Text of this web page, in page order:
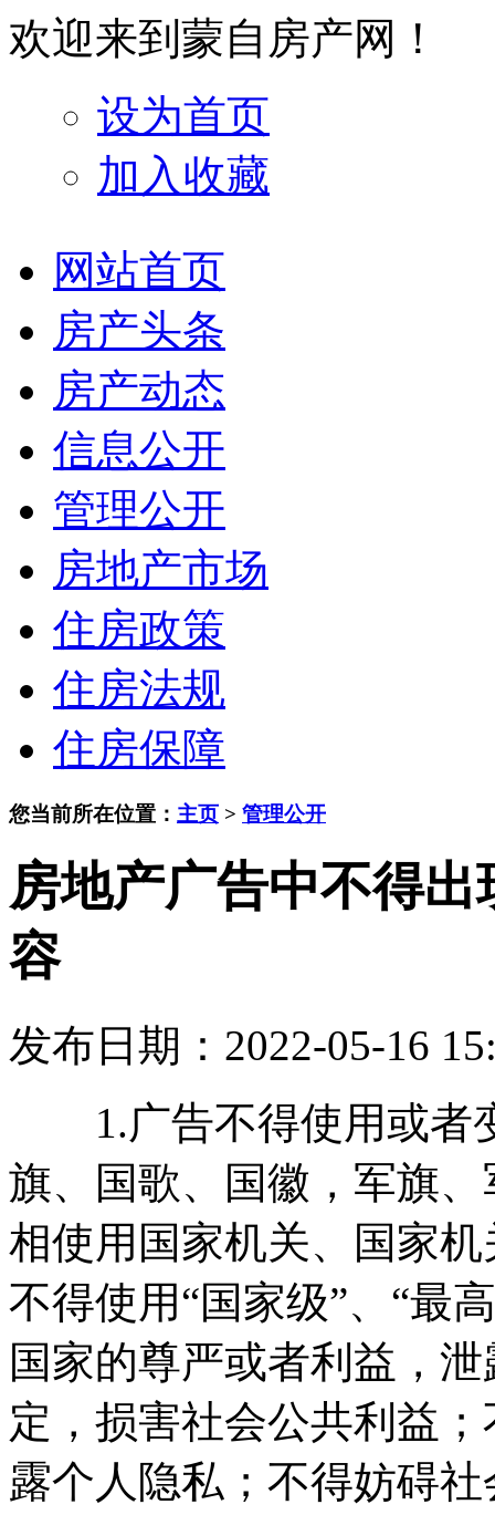
欢迎来到蒙自房产网！
设为首页
加入收藏
网站首页
房产头条
房产动态
信息公开
管理公开
房地产市场
住房政策
住房法规
住房保障
您当前所在位置： 主页 > 管理公开
房地产广告中不得
容
发布日期：2022-05-16
1.广告不得使用或者
旗、国歌、国徽，军旗
相使用国家机关、国家
不得使用“国家级”、“最高
国家的尊严或者利益
定，损害社会公共利益
露个人隐私；不得妨